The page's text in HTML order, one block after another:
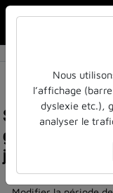
Statistiques de
gameplay
jeux à impact
Nous
l’affichage
dyslexie etc.),
analyser le